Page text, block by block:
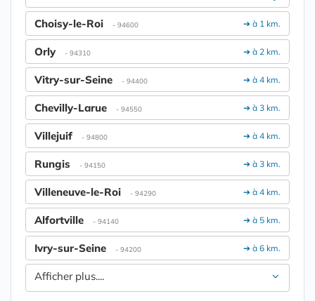
➔ à 1 km.
Choisy-le-Roi - 94600
➔ à 2 km.
Orly - 94310
➔ à 4 km.
Vitry-sur-Seine - 94400
➔ à 3 km.
Chevilly-Larue - 94550
➔ à 4 km.
Villejuif - 94800
➔ à 3 km.
Rungis - 94150
➔ à 4 km.
Villeneuve-le-Roi - 94290
➔ à 5 km.
Alfortville - 94140
➔ à 6 km.
Ivry-sur-Seine - 94200
Afficher plus....